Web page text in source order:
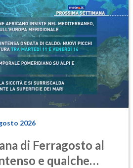
2026
di Ferragosto al
e qualche